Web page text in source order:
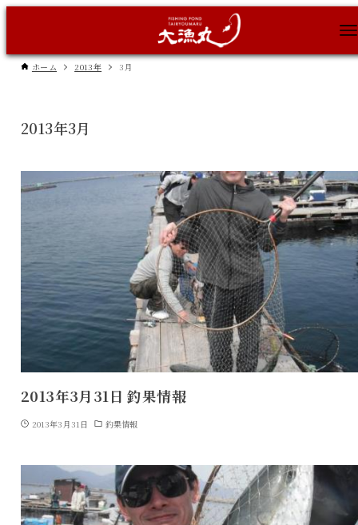
ホーム 2013年 3月
2013年3月
2013年3月31日 釣果情報
2013年3月31日 釣果情報